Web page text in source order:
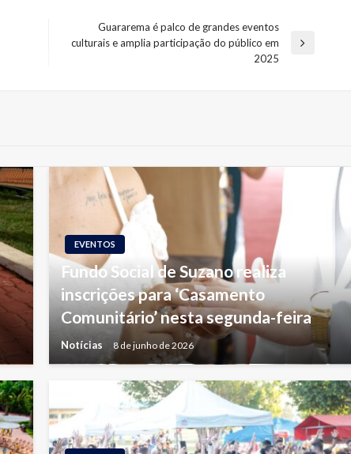
Next
Guararema é palco de grandes eventos
culturais e amplia participação do público em
2025
EVENTOS
Fundo Social de Suzano realiza
inscrições para ‘Casamento
Comunitário’ nesta segunda-feira
Notícias 8 de junho de 2026